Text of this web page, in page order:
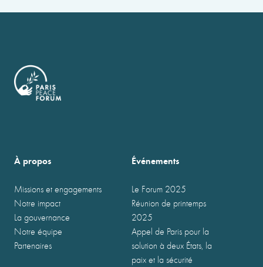
À propos
Missions et engagements
Notre impact
La gouvernance
Notre équipe
Partenaires
Événements
Le Forum 2025
Réunion de printemps
2025
Appel de Paris pour la
solution à deux États, la
paix et la sécurité